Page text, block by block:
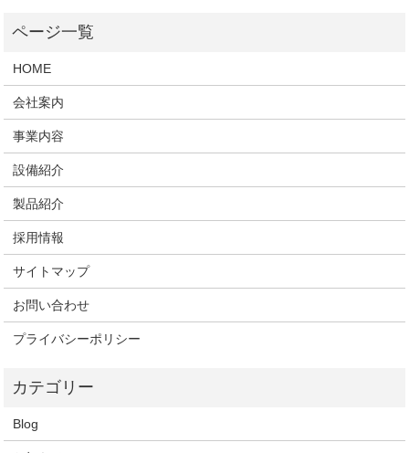
HOME
会社案内
事業内容
設備紹介
製品紹介
採用情報
サイトマップ
お問い合わせ
プライバシーポリシー
Blog